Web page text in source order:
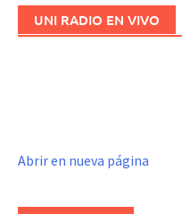
UNI RADIO EN VIVO
Abrir en nueva página